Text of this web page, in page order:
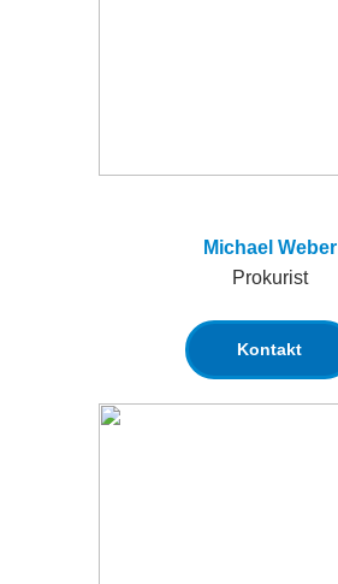
Michael Weber
Prokurist
Kontakt